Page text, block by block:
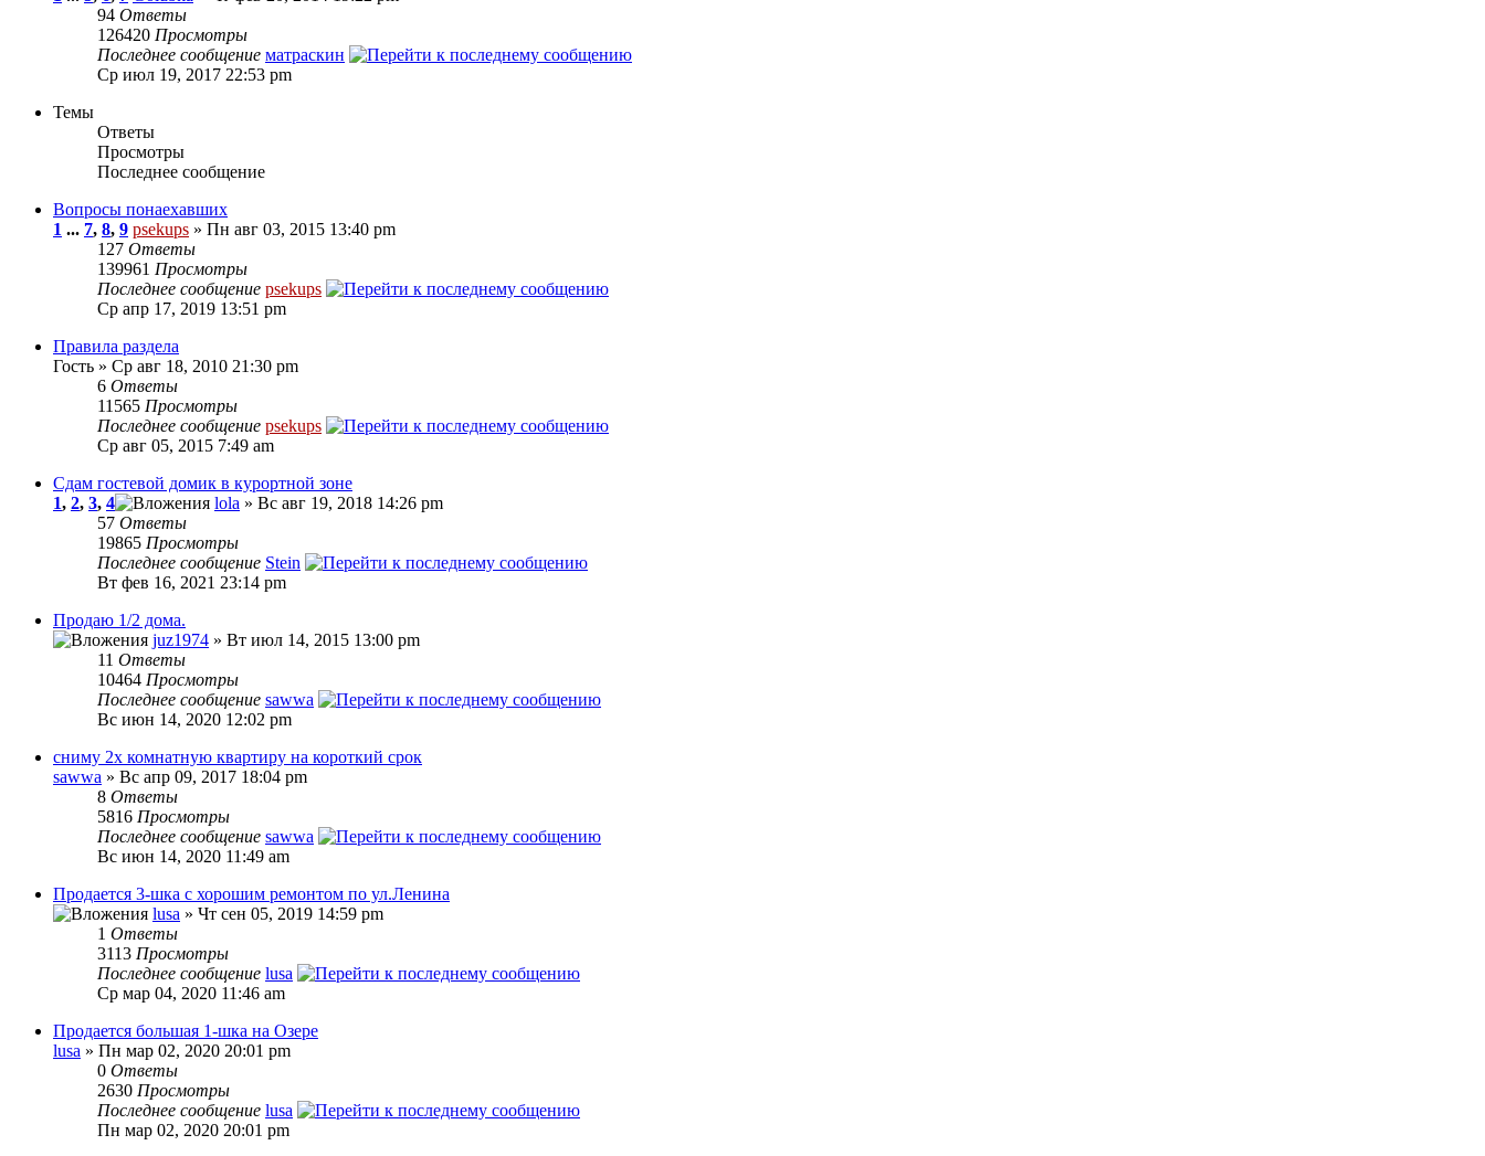
94 Ответы
126420 Просмотры
Последнее сообщение матраскин
Ср июл 19, 2017 22:53 pm
Темы
Ответы
Просмотры
Последнее сообщение
Вопросы понаехавших
1 ... 7, 8, 9 psekups » Пн авг 03, 2015 13:40 pm
127 Ответы
139961 Просмотры
Последнее сообщение psekups
Ср апр 17, 2019 13:51 pm
Правила раздела
Гость » Ср авг 18, 2010 21:30 pm
6 Ответы
11565 Просмотры
Последнее сообщение psekups
Ср авг 05, 2015 7:49 am
Сдам гостевой домик в курортной зоне
1, 2, 3, 4 lola » Вс авг 19, 2018 14:26 pm
57 Ответы
19865 Просмотры
Последнее сообщение Stein
Вт фев 16, 2021 23:14 pm
Продаю 1/2 дома.
juz1974 » Вт июл 14, 2015 13:00 pm
11 Ответы
10464 Просмотры
Последнее сообщение sawwa
Вс июн 14, 2020 12:02 pm
сниму 2х комнатную квартиру на короткий срок
sawwa » Вс апр 09, 2017 18:04 pm
8 Ответы
5816 Просмотры
Последнее сообщение sawwa
Вс июн 14, 2020 11:49 am
Продается 3-шка с хорошим ремонтом по ул.Ленина
lusa » Чт сен 05, 2019 14:59 pm
1 Ответы
3113 Просмотры
Последнее сообщение lusa
Ср мар 04, 2020 11:46 am
Продается большая 1-шка на Озере
lusa » Пн мар 02, 2020 20:01 pm
0 Ответы
2630 Просмотры
Последнее сообщение lusa
Пн мар 02, 2020 20:01 pm